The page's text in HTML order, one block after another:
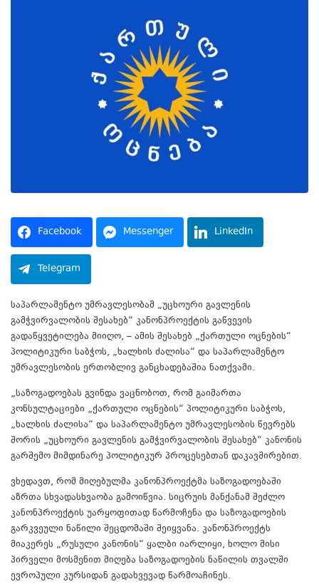
Facebook Messenger LinkedIn
Telegram
საპარლამენტო უმრავლესობამ „უცხოური გავლენის
გამჭვირვალობის შესახებ“ კანონპროექტის გაწვევის
გადაწყვეტილება მიიღო, – ამის შესახებ „ქართული ოცნების“
პოლიტიკური საბჭოს, „ხალხის ძალისა“ და საპარლამენტო
უმრავლესობის ერთობლივ განცხადებაშია ნათქვამი.
„საზოგადოებას გვინდა ვაცნობოთ, რომ გაიმართა
კონსულტაციები „ქართული ოცნების“ პოლიტიკური საბჭოს,
„ხალხის ძალისა“ და საპარლამენტო უმრავლესობის წევრებს
შორის „უცხოური გავლენის გამჭვირვალობის შესახებ“ კანონის
გარშემო მიმდინარე პოლიტიკურ პროცესებთან დაკავშირებით.
ვხედავთ, რომ მიღებულმა კანონპროექტმა საზოგადოებაში
აზრთა სხვადასხვაობა გამოიწვია. სიცრუის მანქანამ შეძლო
კანონპროექტის უარყოფითად წარმოჩენა და საზოგადოების
გარკვეული ნაწილი შეცდომაში შეიყვანა. კანონპროექტს
მიაკერეს „რუსული კანონის“ ყალბი იარლიყი, ხოლო მისი
პირველი მოსმენით მიღება საზოგადოების ნაწილის თვალში
ევროპული კურსიდან გადახვევად წარმოაჩინეს.